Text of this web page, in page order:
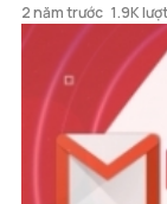
2 năm trước 1.9K